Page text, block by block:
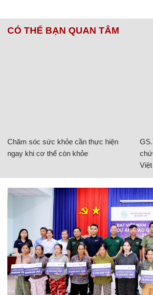
CÓ THỂ BẠN QUAN TÂM
Chăm sóc sức khỏe cần thực hiện
ngay khi cơ thể còn khỏe